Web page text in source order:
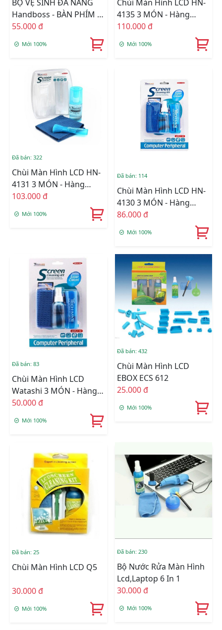
BỘ VỆ SINH ĐA NĂNG
Handboss - BÀN PHÍM -
TIVI -KIẾNG -XE HƠI
55.000 đ
Mới 100%
Chùi Màn Hình LCD HN-
4135 3 MÓN - Hàng
Nhập Khẩu
110.000 đ
Mới 100%
Đã bán: 322
Chùi Màn Hình LCD HN-
4131 3 MÓN - Hàng
Nhập Khẩu
103.000 đ
Mới 100%
Đã bán: 114
Chùi Màn Hình LCD HN-
4130 3 MÓN - Hàng
Nhập Khẩu
86.000 đ
Mới 100%
Đã bán: 83
Chùi Màn Hình LCD
Watashi 3 MÓN - Hàng
Nhập Khẩu
50.000 đ
Mới 100%
Đã bán: 432
Chùi Màn Hình LCD
EBOX ECS 612
25.000 đ
Mới 100%
Đã bán: 25
Chùi Màn Hình LCD Q5
30.000 đ
Mới 100%
Đã bán: 230
Bộ Nước Rửa Màn Hình
Lcd,Laptop 6 In 1
30.000 đ
Mới 100%